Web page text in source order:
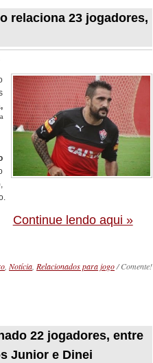
relaciona 23 jogadores,
Continue lendo aqui »
Notícia Relacionados para jogo/ Comente!
22 jogadores, entre
Junior e Dinei